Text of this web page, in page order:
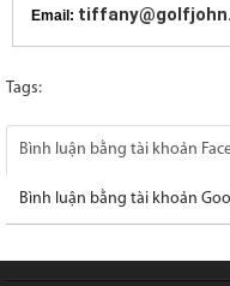
Email:
Tags:
Bình luận bằng tài khoản
Bình luận bằng tài khoản